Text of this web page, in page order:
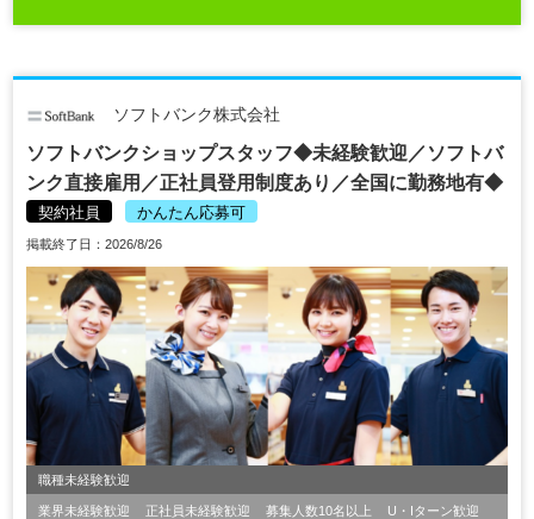
ソフトバンク株式会社
ソフトバンクショップスタッフ◆未経験歓迎／ソフトバ
ンク直接雇用／正社員登用制度あり／全国に勤務地有◆
契約社員 かんたん応募可
掲載終了日：2026/8/26
職種未経験歓迎
業界未経験歓迎 正社員未経験歓迎 募集人数10名以上
U・Iターン歓迎